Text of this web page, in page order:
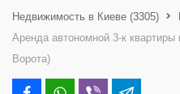
Недвижимость в Киеве (3305)
Аренда автономной 3-к
Ворота)